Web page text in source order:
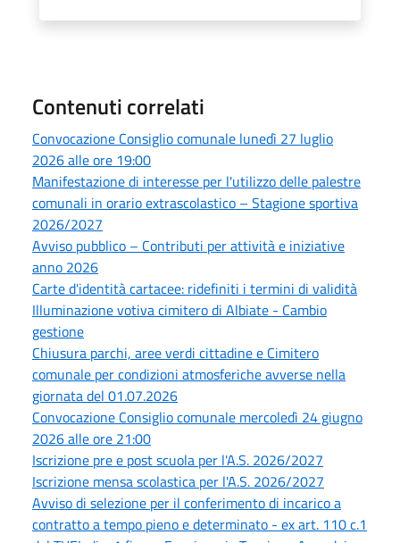
Contenuti correlati
Convocazione Consiglio comunale lunedì 27 luglio
2026 alle ore 19:00
Manifestazione di interesse per l'utilizzo delle palestre
comunali in orario extrascolastico – Stagione sportiva
2026/2027
Avviso pubblico – Contributi per attività e iniziative
anno 2026
Carte d'identità cartacee: ridefiniti i termini di validità
Illuminazione votiva cimitero di Albiate - Cambio
gestione
Chiusura parchi, aree verdi cittadine e Cimitero
comunale per condizioni atmosferiche avverse nella
giornata del 01.07.2026
Convocazione Consiglio comunale mercoledì 24 giugno
2026 alle ore 21:00
Iscrizione pre e post scuola per l'A.S. 2026/2027
Iscrizione mensa scolastica per l'A.S. 2026/2027
Avviso di selezione per il conferimento di incarico a
contratto a tempo pieno e determinato - ex art. 110 c.1